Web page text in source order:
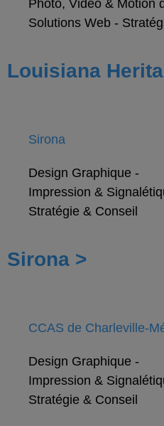
Photo, Vidéo & Motion
Solutions Web -
Louisiana
Sirona
Design Graphique -
Impression &
Stratégie & Conseil
Sirona >
CCAS de Charleville-
Design Graphique -
Impression &
Stratégie & Conseil